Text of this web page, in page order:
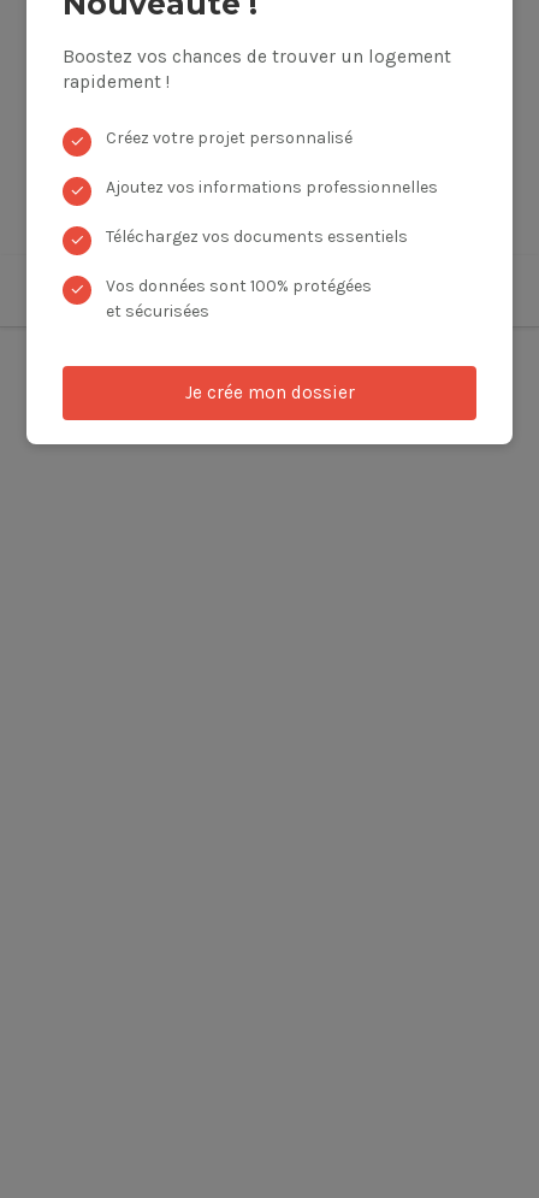
Boostez vos chances de trouver un logement
rapidement !
✓ Créez votre projet personnalisé
✓ Ajoutez vos informations professionnelles
✓ Téléchargez vos documents essentiels
✓
Vos données sont 100% protégées
et sécurisées
Je crée mon dossier